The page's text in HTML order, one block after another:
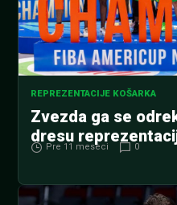
REPREZENTACIJE KOŠARKA
Zvezda ga se
dresu
Pre 11 meseci 0